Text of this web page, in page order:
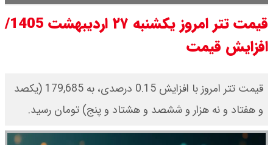
قیمت تتر امروز یکشنبه ۲۷ اردیبهشت 1405/
افزایش قیمت
​قیمت تتر امروز با افزایش 0.15 درصدی، به 179,685 (یکصد
و هفتاد و نه هزار و ششصد و هشتاد و پنج) تومان رسید.